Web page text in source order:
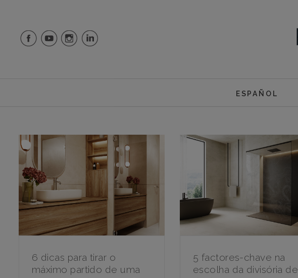
ESPAÑOL
6 dicas para tirar o
máximo partido de uma
5 factores-chave na
escolha da divisória de